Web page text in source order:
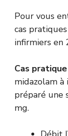
Pour vous
cas
infirmiers en
Cas pratique
midazolam à
préparé une
mg.